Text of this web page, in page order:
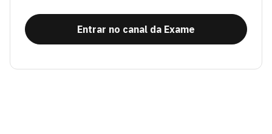
Entrar no canal da Exame